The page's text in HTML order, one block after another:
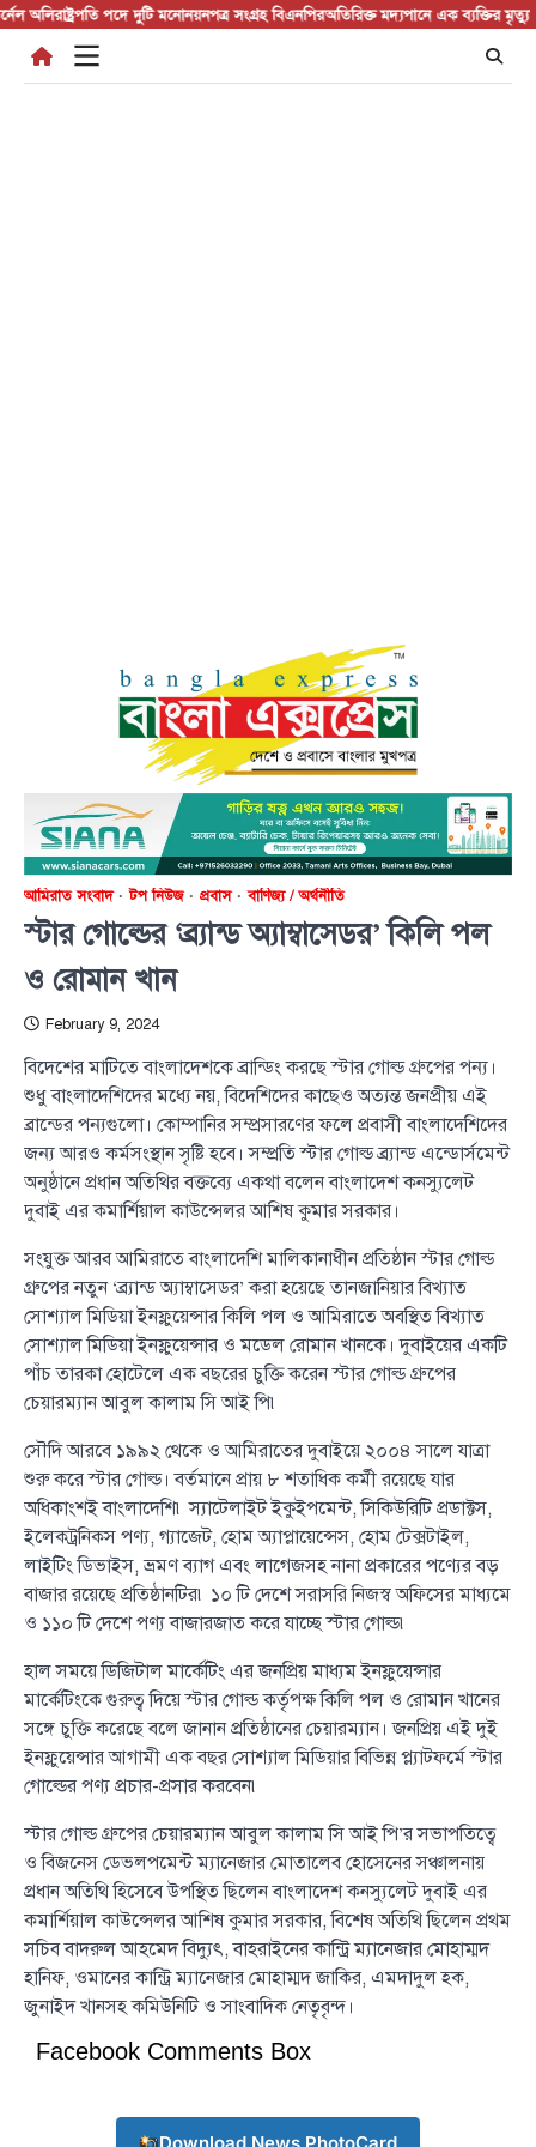
Skip
content
রাষ্ট্রপতি পদে দুটি মনোনয়নপত্র সংগ্রহ বিএনপিরঅতিরিক্ত মদ্যপানে এক ব্যক্তির মৃত্যু
আমিরাত সংবাদ টপ নিউজ প্রবাস বাণিজ্য / অর্থনীতি
স্টার গোল্ডের ‘ব্র্যান্ড অ্যাম্বাসেডর’ কিলি পল
ও রোমান খান
February 9, 2024
বিদেশের মাটিতে বাংলাদেশকে ব্রান্ডিং করছে স্টার গোল্ড গ্রুপের পন্য।
শুধু বাংলাদেশিদের মধ্যে নয়, বিদেশিদের কাছেও অত্যন্ত জনপ্রীয় এই
ব্রান্ডের পন্যগুলো। কোম্পানির সম্প্রসারণের ফলে প্রবাসী বাংলাদেশিদের
জন্য আরও কর্মসংস্থান সৃষ্টি হবে। সম্প্রতি স্টার গোল্ড ব্র্যান্ড এন্ডোর্সমেন্ট
অনুষ্ঠানে প্রধান অতিথির বক্তব্যে একথা বলেন বাংলাদেশ কনস্যুলেট
দুবাই এর কমার্শিয়াল কাউন্সেলর আশিষ কুমার সরকার।
সংযুক্ত আরব আমিরাতে বাংলাদেশি মালিকানাধীন প্রতিষ্ঠান স্টার গোল্ড
গ্রুপের নতুন ‘ব্র্যান্ড অ্যাম্বাসেডর’ করা হয়েছে তানজানিয়ার বিখ্যাত
সোশ্যাল মিডিয়া ইনফ্লুয়েন্সার কিলি পল ও আমিরাতে অবস্থিত বিখ্যাত
সোশ্যাল মিডিয়া ইনফ্লুয়েন্সার ও মডেল রোমান খানকে। দুবাইয়ের একটি
পাঁচ তারকা হোটেলে এক বছরের চুক্তি করেন স্টার গোল্ড গ্রুপের
চেয়ারম্যান আবুল কালাম সি আই পি৷
সৌদি আরবে ১৯৯২ থেকে ও আমিরাতের দুবাইয়ে ২০০৪ সালে যাত্রা
শুরু করে স্টার গোল্ড। বর্তমানে প্রায় ৮ শতাধিক কর্মী রয়েছে যার
অধিকাংশই বাংলাদেশি৷ স্যাটেলাইট ইকুইপমেন্ট, সিকিউরিটি প্রডাক্টস,
ইলেকট্রনিকস পণ্য, গ্যাজেট, হোম অ্যাপ্লায়েন্সেস, হোম টেক্সটাইল,
লাইটিং ডিভাইস, ভ্রমণ ব্যাগ এবং লাগেজসহ নানা প্রকারের পণ্যের বড়
বাজার রয়েছে প্রতিষ্ঠানটির৷ ১০ টি দেশে সরাসরি নিজস্ব অফিসের মাধ্যমে
ও ১১০ টি দেশে পণ্য বাজারজাত করে যাচ্ছে স্টার গোল্ড৷
হাল সময়ে ডিজিটাল মার্কেটিং এর জনপ্রিয় মাধ্যম ইনফ্লুয়েন্সার
মার্কেটিংকে গুরুত্ব দিয়ে স্টার গোল্ড কর্তৃপক্ষ কিলি পল ও রোমান খানের
সঙ্গে চুক্তি করেছে বলে জানান প্রতিষ্ঠানের চেয়ারম্যান। জনপ্রিয় এই দুই
ইনফ্লুয়েন্সার আগামী এক বছর সোশ্যাল মিডিয়ার বিভিন্ন প্ল্যাটফর্মে স্টার
গোল্ডের পণ্য প্রচার-প্রসার করবেন৷
স্টার গোল্ড গ্রুপের চেয়ারম্যান আবুল কালাম সি আই পি’র সভাপতিত্বে
ও বিজনেস ডেভলপমেন্ট ম্যানেজার মোতালেব হোসেনের সঞ্চালনায়
প্রধান অতিথি হিসেবে উপস্থিত ছিলেন বাংলাদেশ কনস্যুলেট দুবাই এর
কমার্শিয়াল কাউন্সেলর আশিষ কুমার সরকার, বিশেষ অতিথি ছিলেন প্রথম
সচিব বাদরুল আহমেদ বিদ্যুৎ, বাহরাইনের কান্ট্রি ম্যানেজার মোহাম্মদ
হানিফ, ওমানের কান্ট্রি ম্যানেজার মোহাম্মদ জাকির, এমদাদুল হক,
জুনাইদ খানসহ কমিউনিটি ও সাংবাদিক নেতৃবৃন্দ।
Facebook Comments Box